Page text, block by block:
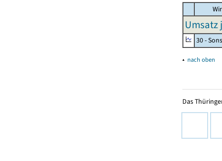
Umsatz
30 -
▴ nach oben
Das